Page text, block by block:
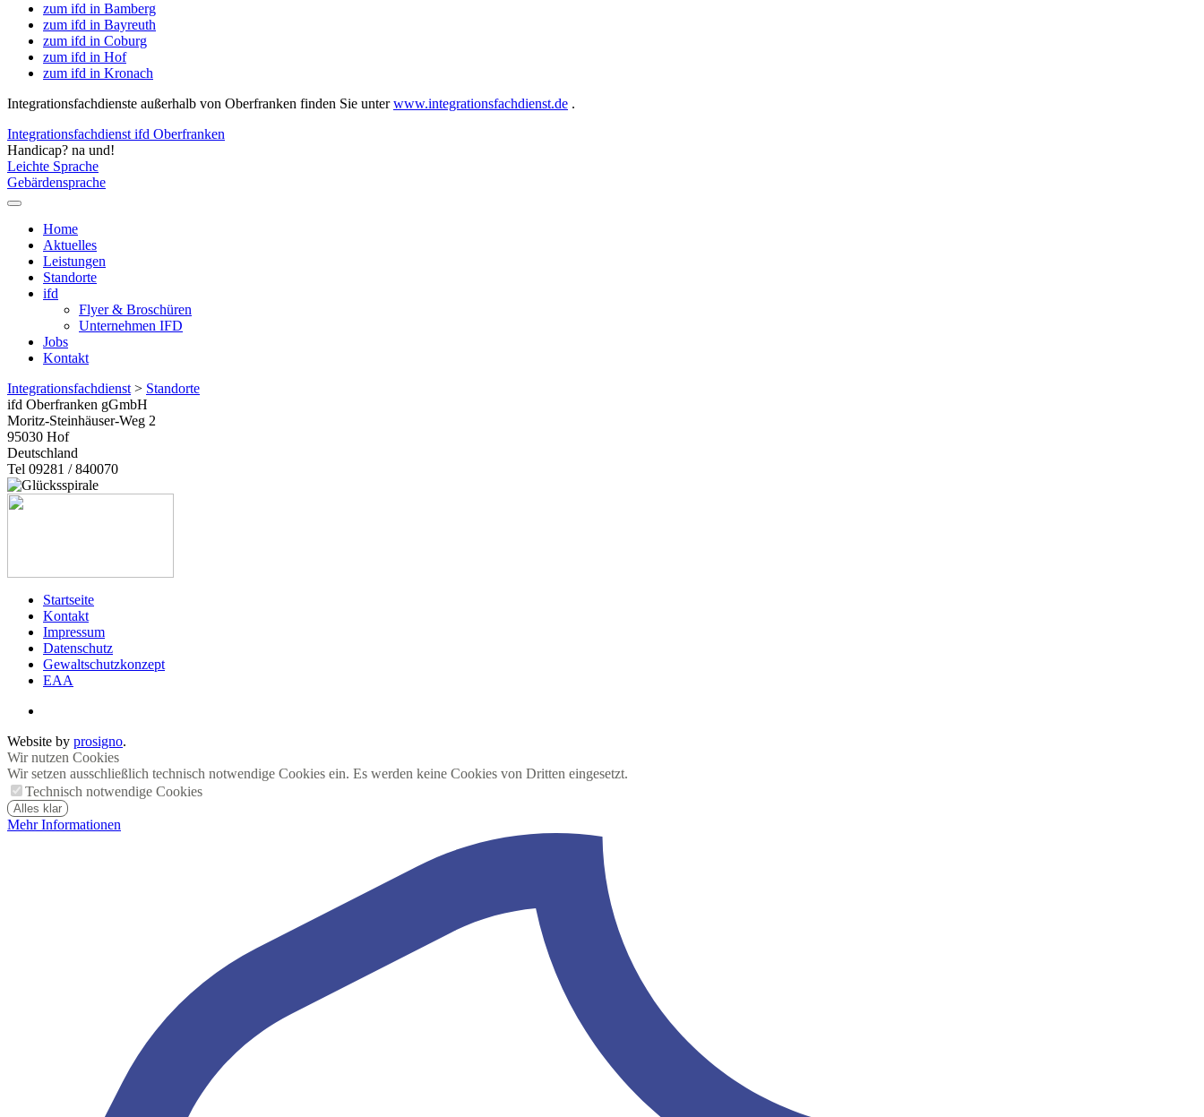
zum ifd in Bamberg
zum ifd in Bayreuth
zum ifd in Coburg
zum ifd in Hof
zum ifd in Kronach
Integrationsfachdienste außerhalb von Oberfranken finden Sie unterwww.integrationsfachdienst.de .
Integrationsfachdienst ifd Oberfranken
Handicap? na und!
Leichte Sprache
Gebärdensprache
Home
Aktuelles
Leistungen
Standorte
ifd
Flyer & Broschüren
Unternehmen IFD
Jobs
Kontakt
Integrationsfachdienst > Standorte
ifd Oberfranken gGmbH
Moritz-Steinhäuser-Weg 2
95030 Hof
Deutschland
Tel 09281 / 840070
Startseite
Kontakt
Impressum
Datenschutz
Gewaltschutzkonzept
EAA
Website by prosigno.
Wir nutzen Cookies
Wir setzen ausschließlich technisch notwendige Cookies ein. Es werden keine Cookies von Dritten eingesetzt.
Technisch notwendige Cookies
Alles klar
Mehr Informationen